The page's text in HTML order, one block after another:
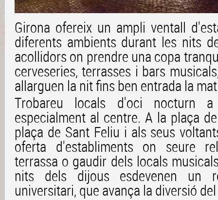
Girona ofereix un ampli ventall
diferents ambients durant les nits
acollidors on prendre una copa
cerveseries, terrasses i bars
allarguen la nit fins ben entrada la
Trobareu locals d'oci nocturn
especialment al centre. A la plaça
plaça de Sant Feliu i als seus
oferta d'establiments on seure
terrassa o gaudir dels locals
nits dels dijous esdevenen un
universitari, que avança la diversió